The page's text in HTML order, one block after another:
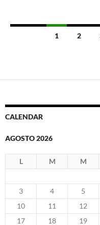
Navigazione
1 2
CALENDAR
AGOSTO 2026
L M M
3
4 5
10
11 12
17
18 19